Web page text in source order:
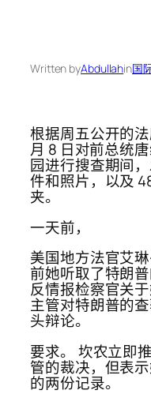
Written byAbdullahin国
根据周五公开的
月 8 日对前总统
园进行搜查期间
件和照片，以及
夹。
一天前，
美国地方法官艾
前她听取了特朗
反情报检察官关
主管对特朗普的
头辩论。
要求。 坎农立即
管的裁决，但表
的两份记录。